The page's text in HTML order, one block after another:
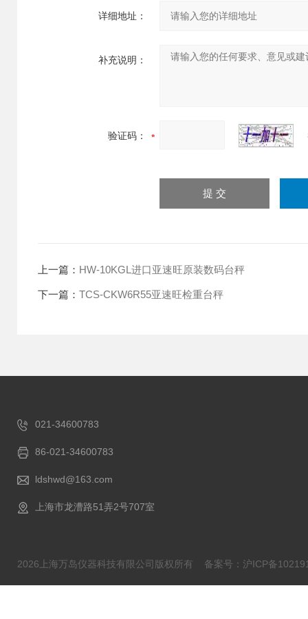
详细地址：
补充说明：
验证码：
上一篇： HW-10KGL进口亚速旺原装数码台秤
下一篇： TCS-CKW6R55亚速旺检重台秤
021-34600783
86-021-34600783
ldshwd@163.com
上海市龙漕路51弄2号707室
2026上海万岛仪器科技有限公司版权所有 备案号：沪ICP备